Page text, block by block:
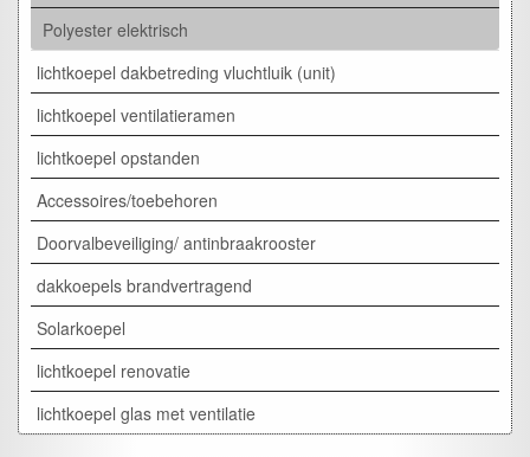
Polyester elektrisch
lichtkoepel dakbetreding vluchtluik (unit)
lichtkoepel ventilatieramen
lichtkoepel opstanden
Accessoires/toebehoren
Doorvalbeveiliging/ antinbraakrooster
dakkoepels brandvertragend
Solarkoepel
lichtkoepel renovatie
lichtkoepel glas met ventilatie